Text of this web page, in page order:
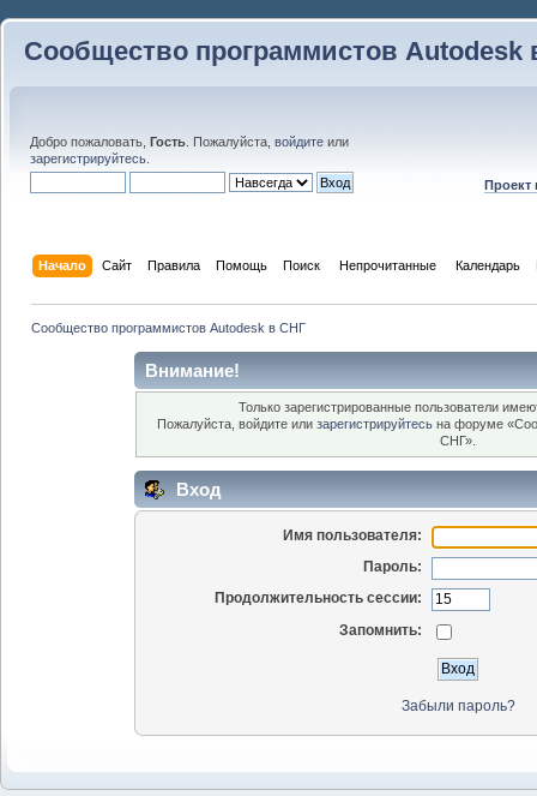
Сообщество программистов Autodesk
Добро пожаловать, Гость . Пожалуйста, войдите или
зарегистрируйтесь
Проект
Начало Сайт Правила Помощь Поиск Непрочитанные Календарь
Сообщество программистов Autodesk в СНГ
Внимание!
Только зарегистрированные пользователи
Пожалуйста, войдите или зарегистрируйтесь на форуме
СНГ».
Вход
Имя пользователя:
Пароль:
Продолжительность сессии:
Запомнить:
Забыли пароль?